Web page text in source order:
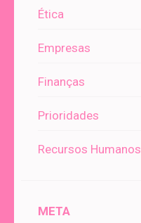
Ética
Empresas
Finanças
Prioridades
Recursos Humanos
META